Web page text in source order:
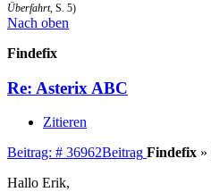
Überfahrt, S. 5)
Nach oben
Findefix
Re: Asterix ABC
Zitieren
Beitrag: # 36962Beitrag Findefix »
Hallo Erik,